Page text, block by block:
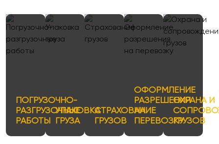
ПОГРУЗОЧНО-
РАЗГРУЗОЧНЫЕ
РАБОТЫ
УПАКОВКА
ГРУЗА
СТРАХОВАНИЕ
ГРУЗОВ
ОФОРМЛЕНИЕ
РАЗРЕШЕНИЯ
НА
ПЕРЕВОЗКУ
ОХРАНА И
ГРУЗОВ